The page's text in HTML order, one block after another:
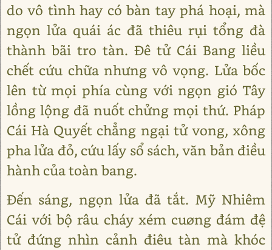
do vô tình hay có bàn tay phá hoại, mà
ngọn lửa quái ác đã thiêu rụi tổng đà
thành bãi tro tàn. Đê tử Cái Bang liều
chết cứu chữa nhưng vô vọng. Lửa bốc
lên từ mọi phía cùng với ngọn gió Tây
lồng lộng đã nuốt chửng mọi thứ. Pháp
Cái Hà Quyết chẳng ngại tử vong, xông
pha lửa đỏ, cứu lấy sổ sách, văn bản điều
hành của toàn bang.
Đến sáng, ngọn lửa đã tắt. Mỹ Nhiêm
Cái với bộ râu cháy xém cuøng đám đệ
tử đứng nhìn cảnh điêu tàn mà khóc